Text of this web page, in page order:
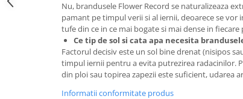
Echipament protectie gradina
Fir/Ata de legat
Furtun / banda / tub
Motofierastrau / Drujba
Nu, brandusele Flower Record se naturalizeaza
pamant pe timpul verii si al iernii, deoarece se
tufe din ce in ce mai bogate si mai dense in
Ce tip de sol si cata apa necesita
Factorul decisiv este un sol bine drenat (nisipos
timpul iernii pentru a evita putrezirea radacinilor.
din ploi sau topirea zapezii este suficient, udarea
Informatii conformitate produs